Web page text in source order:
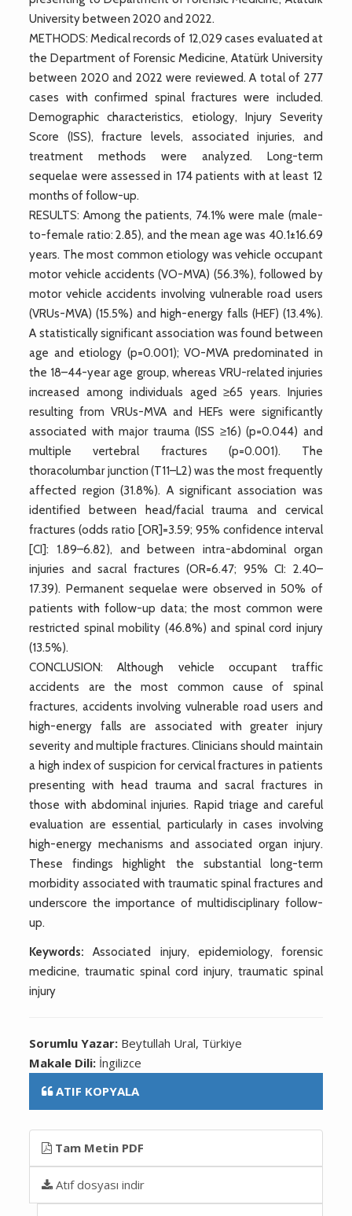
University between 2020 and 2022.
METHODS: Medical records of 12,029 cases evaluated at
the Department of Forensic Medicine, Atatürk University
between 2020 and 2022 were reviewed. A total of 277
cases with confirmed spinal fractures were included.
Demographic characteristics, etiology, Injury Severity
Score (ISS), fracture levels, associated injuries, and
treatment methods were analyzed. Long-term
sequelae were assessed in 174 patients with at least 12
months of follow-up.
RESULTS: Among the patients, 74.1% were male (male-
to-female ratio: 2.85), and the mean age was 40.1±16.69
years. The most common etiology was vehicle occupant
motor vehicle accidents (VO-MVA) (56.3%), followed by
motor vehicle accidents involving vulnerable road users
(VRUs-MVA) (15.5%) and high-energy falls (HEF) (13.4%).
A statistically significant association was found between
age and etiology (p=0.001); VO-MVA predominated in
the 18–44-year age group, whereas VRU-related injuries
increased among individuals aged ≥65 years. Injuries
resulting from VRUs-MVA and HEFs were significantly
associated with major trauma (ISS ≥16) (p=0.044) and
multiple vertebral fractures (p=0.001). The
thoracolumbar junction (T11–L2) was the most frequently
affected region (31.8%). A significant association was
identified between head/facial trauma and cervical
fractures (odds ratio [OR]=3.59; 95% confidence interval
[CI]: 1.89–6.82), and between intra-abdominal organ
injuries and sacral fractures (OR=6.47; 95% CI: 2.40–
17.39). Permanent sequelae were observed in 50% of
patients with follow-up data; the most common were
restricted spinal mobility (46.8%) and spinal cord injury
(13.5%).
CONCLUSION: Although vehicle occupant traffic
accidents are the most common cause of spinal
fractures, accidents involving vulnerable road users and
high-energy falls are associated with greater injury
severity and multiple fractures. Clinicians should maintain
a high index of suspicion for cervical fractures in patients
presenting with head trauma and sacral fractures in
those with abdominal injuries. Rapid triage and careful
evaluation are essential, particularly in cases involving
high-energy mechanisms and associated organ injury.
These findings highlight the substantial long-term
morbidity associated with traumatic spinal fractures and
underscore the importance of multidisciplinary follow-
up.
Keywords: Associated injury, epidemiology, forensic
medicine, traumatic spinal cord injury, traumatic spinal
injury
Sorumlu Yazar: Beytullah Ural, Türkiye
Makale Dili: İngilizce
ATIF KOPYALA
Tam Metin PDF
Atıf dosyası indir